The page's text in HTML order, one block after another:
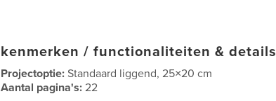
kenmerken / functionaliteiten & details
Projectoptie:Standaard liggend, 25×20 cm
Aantal pagina's:22